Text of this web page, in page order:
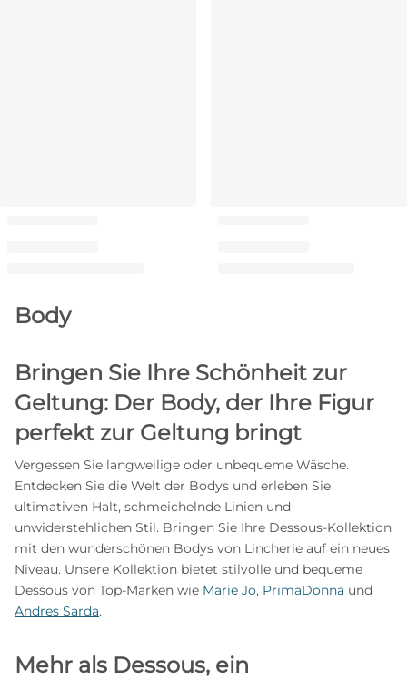
Body
Bringen Sie Ihre Schönheit zur
Geltung: Der Body, der Ihre Figur
perfekt zur Geltung bringt
Vergessen Sie langweilige oder unbequeme Wäsche.
Entdecken Sie die Welt der Bodys und erleben Sie
ultimativen Halt, schmeichelnde Linien und
unwiderstehlichen Stil. Bringen Sie Ihre Dessous-Kollektion
mit den wunderschönen Bodys von Lincherie auf ein neues
Niveau. Unsere Kollektion bietet stilvolle und bequeme
Dessous von Top-Marken wie Marie Jo, PrimaDonna und
Andres Sarda.
Mehr als Dessous, ein